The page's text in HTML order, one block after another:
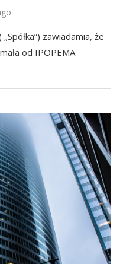
zawiadamia, że
od IPOPEMA